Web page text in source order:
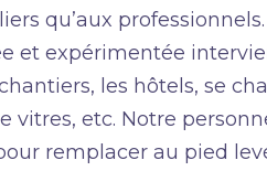
qu’aux
et expérimentée
les hôtels, se
vitres, etc. Notre
remplacer au pied